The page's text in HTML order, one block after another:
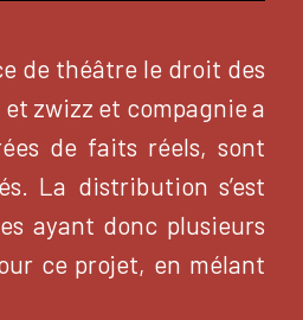
de théâtre le droit des
zwizz et compagnie a
de faits réels, sont
La distribution s’est
ayant donc plusieurs
ce projet, en mélant